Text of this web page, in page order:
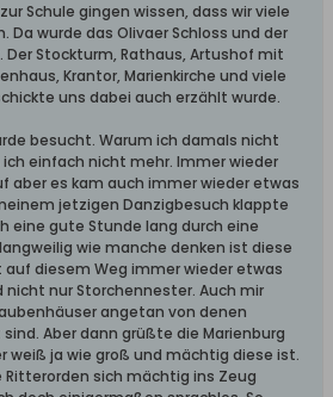
Schule gingen wissen, dass wir viele
Da wurde das Olivaer Schloss und der
Stockturm, Rathaus, Artushof mit
Krantor, Marienkirche und viele
uns dabei auch erzählt wurde.
besucht. Warum ich damals nicht
einfach nicht mehr. Immer wieder
aber es kam auch immer wieder etwas
jetzigen Danzigbesuch klappte
eine gute Stunde lang durch eine
wie manche denken ist diese
diesem Weg immer wieder etwas
nur Storchennester. Auch mir
angetan von denen
Aber dann grüßte die Marienburg
weiß ja wie groß und mächtig diese ist.
sich mächtig ins Zeug